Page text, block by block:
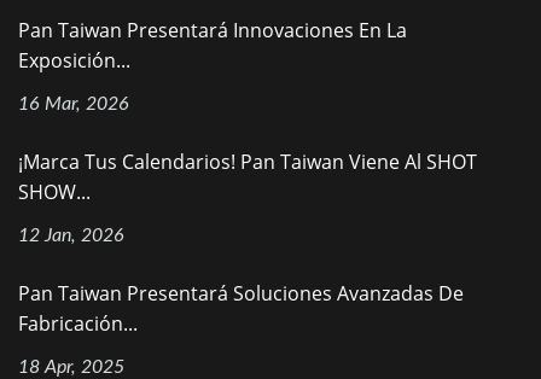
Pan Taiwan Presentará Innovaciones En La
Exposición...
16 Mar, 2026
¡Marca Tus Calendarios! Pan Taiwan Viene Al SHOT
SHOW...
12 Jan, 2026
Pan Taiwan Presentará Soluciones Avanzadas De
Fabricación...
18 Apr, 2025